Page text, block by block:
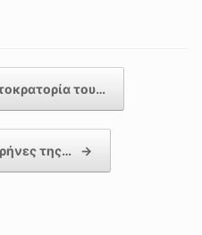
του…
της… →